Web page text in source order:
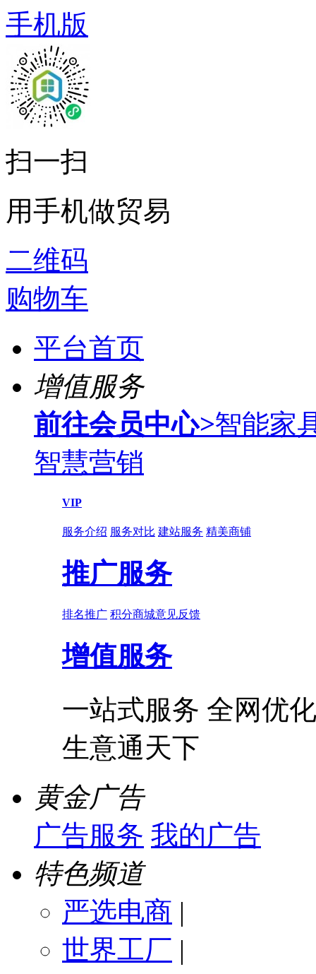
手机版
扫一扫
用手机做贸易
二维码
购物车
平台首页
增值服务
前往会员中心>智能家
智慧营销
VIP
服务介绍 服务对比 建站服务 精美商铺
推广服务
排名推广 积分商城意见反馈
增值服务
一站式服务 全网优
生意通天下
黄金广告
广告服务 我的广告
特色频道
严选电商 |
世界工厂 |